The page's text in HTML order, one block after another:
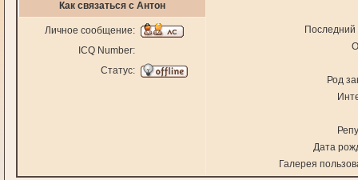
Последний
Род
Дата
Галерея
Как связаться с Антон
Личное сообщение:
ICQ Number:
Статус: